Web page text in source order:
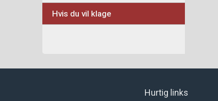
Hvis du vil klage
Hurtig links